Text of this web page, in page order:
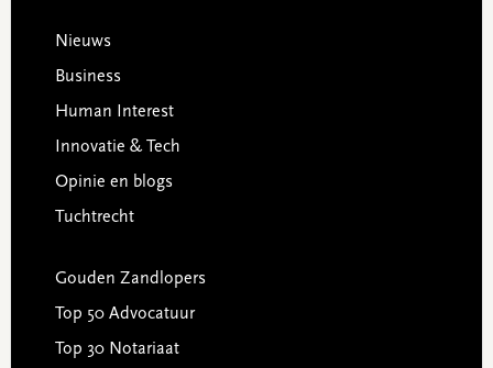
Footer
Nieuws
Business
Human Interest
Innovatie & Tech
Opinie en blogs
Tuchtrecht
Gouden Zandlopers
Top 50 Advocatuur
Top 30 Notariaat